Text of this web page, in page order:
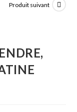
Produit suivant